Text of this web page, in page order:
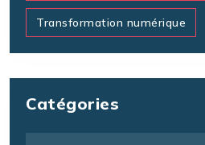
Transformation numérique
Catégories